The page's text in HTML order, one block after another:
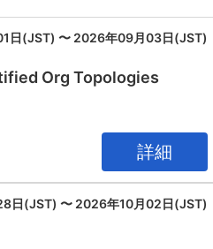
日(JST) 〜 2026年09月03日(JST)
Org Topologies
詳細
日(JST) 〜 2026年10月02日(JST)